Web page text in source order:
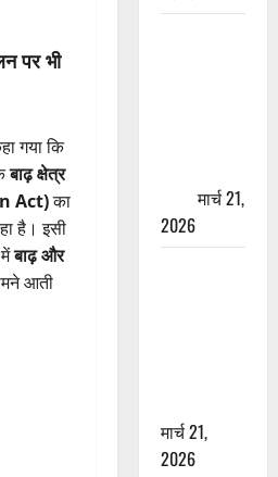
पर भी
गया कि
बाढ़ क्षेत्र
Act)का
है। इसी
मेंबाढ़ और
आती
मार्च 21,
2026
मार्च 21,
2026